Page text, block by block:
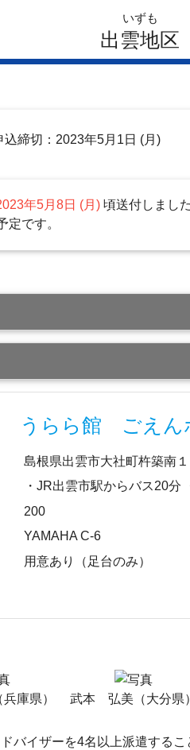
いずも
出雲地区
込締切：2023年5月1日 (月)
年5月8日 (月)頃送付しました
定です。
うらら館 ごえん
島根県出雲市大社町杵築南
・JR出雲市駅からバス20分
200
YAMAHA C-6
用意あり（足台のみ）
庫県） 武本 弘美（大分県）
バイザーを4名以上派遣する